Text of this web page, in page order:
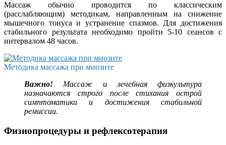
Массаж обычно проводится по классическим
(расслабляющим) методикам, направленным на снижение
мышечного тонуса и устранение спазмов. Для достижения
стабильного результата необходимо пройти 5-10 сеансов с
интервалом 48 часов.
Методика массажа при миозите
Важно! Массаж и лечебная физкультура
назначаются строго после стихания острой
симптоматики и достижения стабильной
ремиссии.
Физиопроцедуры и рефлексотерапия